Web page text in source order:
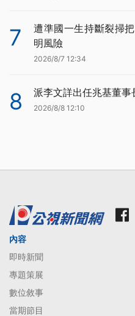
7
遭準國一生持斷裂掃
明風險
2026/8/7 12:34
8 派李文詳出任兆基董
2026/8/8 12:10
內容
即時新聞
專題策展
數位敘事
當期節目